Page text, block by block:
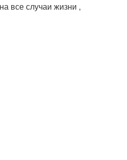
все случаи жизни ,